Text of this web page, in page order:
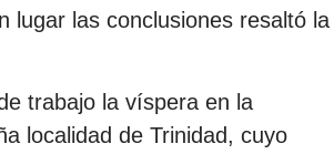
lugar las conclusiones resaltó la
trabajo la víspera en la
localidad de Trinidad, cuyo